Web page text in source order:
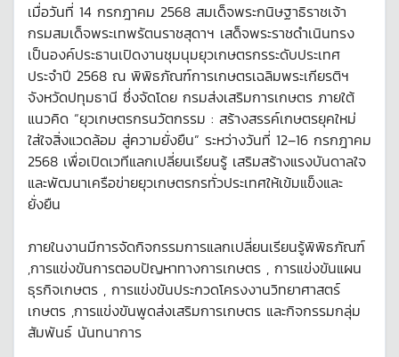
เมื่อวันที่ 14 กรกฎาคม 2568 สมเด็จพระกนิษฐาธิราชเจ้า
กรมสมเด็จพระเทพรัตนราชสุดาฯ เสด็จพระราชดำเนินทรง
เป็นองค์ประธานเปิดงานชุมนุมยุวเกษตรกรระดับประเทศ
ประจำปี 2568 ณ พิพิธภัณฑ์การเกษตรเฉลิมพระเกียรติฯ
จังหวัดปทุมธานี ซึ่งจัดโดย กรมส่งเสริมการเกษตร ภายใต้
แนวคิด “ยุวเกษตรกรนวัตกรรม : สร้างสรรค์เกษตรยุคใหม่
ใส่ใจสิ่งแวดล้อม สู่ความยั่งยืน” ระหว่างวันที่ 12–16 กรกฎาคม
2568 เพื่อเปิดเวทีแลกเปลี่ยนเรียนรู้ เสริมสร้างแรงบันดาลใจ
และพัฒนาเครือข่ายยุวเกษตรกรทั่วประเทศให้เข้มแข็งและ
ยั่งยืน
ภายในงานมีการจัดกิจกรรมการแลกเปลี่ยนเรียนรู้พิพิธภัณฑ์
,การแข่งขันการตอบปัญหาทางการเกษตร , การแข่งขันแผน
ธุรกิจเกษตร , การแข่งขันประกวดโครงงานวิทยาศาสตร์
เกษตร ,การแข่งขันพูดส่งเสริมการเกษตร และกิจกรรมกลุ่ม
สัมพันธ์ นันทนาการ